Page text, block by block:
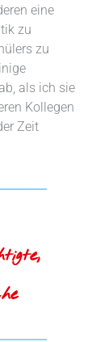
eine
zu
zu
als ich sie
Kollegen
Zeit